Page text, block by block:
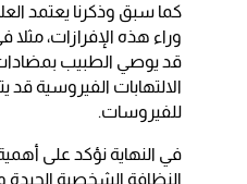
كما سبق وذكرنا يعتمد
وراء هذه الإفرازات، مثلا
قد يوصي الطبيب بمضادات
الالتهابات الفيروسية
للفيروسات.
في النهاية نؤكد على
النظافة الشخصية الجيدة